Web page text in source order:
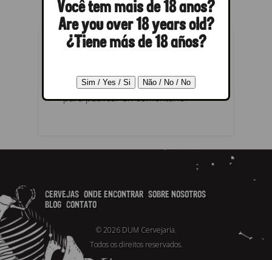
Lo siento, debes estar conectado
para publicar un comentario.
CERVEJAS ONDE ENCONTRAR
SOBRE NOSOTROS
BLOG
CONTATO
© 2026 DUM Cervejaria.
Todos os direitos reservados.
Você tem mais de 18 anos?
Are you over 18 years old?
¿Tiene más de 18 años?